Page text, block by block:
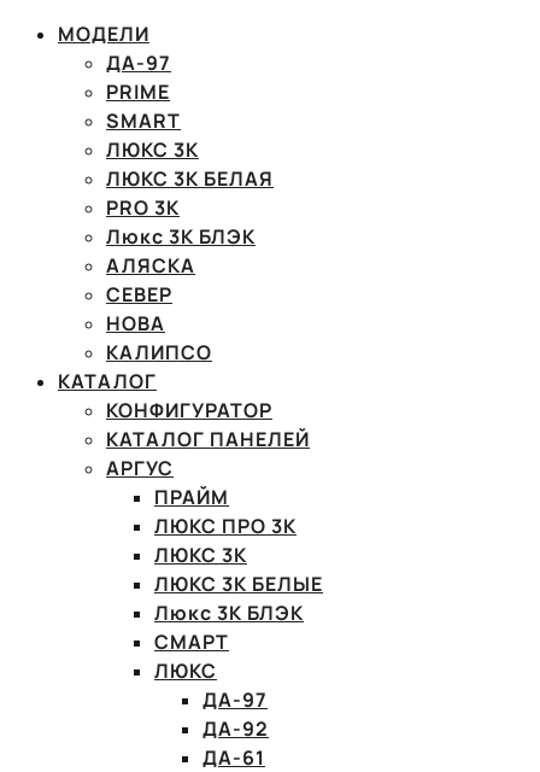
МОДЕЛИ
ДА-97
PRIME
SMART
ЛЮКС 3К
ЛЮКС 3К БЕЛАЯ
PRO 3K
Люкс 3К БЛЭК
АЛЯСКА
СЕВЕР
НОВА
КАЛИПСО
КАТАЛОГ
КОНФИГУРАТОР
КАТАЛОГ ПАНЕЛЕЙ
АРГУС
ПРАЙМ
ЛЮКС ПРО 3К
ЛЮКС 3К
ЛЮКС 3К БЕЛЫЕ
Люкс 3К БЛЭК
СМАРТ
ЛЮКС
ДА-97
ДА-92
ДА-61